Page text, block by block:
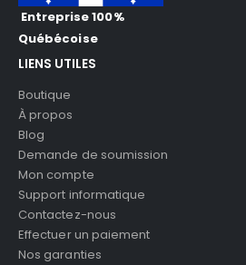
Entreprise 100%
Québécoise
LIENS UTILES
Boutique
À propos
Blog
Demande de soumission
Mon compte
Support informatique
Contactez-nous
Effectuer un paiement
Nos garanties